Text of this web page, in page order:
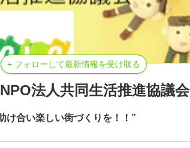
+ フォローして最新情報を受け取る
NPO法人共同生活推進協議会
け合い楽しい街づくりを！！”